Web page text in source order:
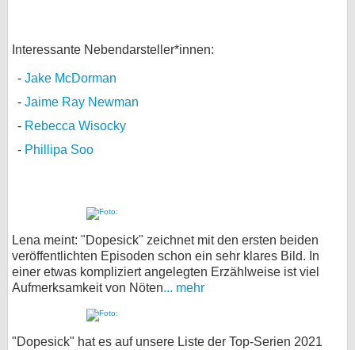
Interessante Nebendarsteller*innen:
Jake McDorman
Jaime Ray Newman
Rebecca Wisocky
Phillipa Soo
Lena meint: "Dopesick" zeichnet mit den ersten beiden
veröffentlichten Episoden schon ein sehr klares Bild. In
einer etwas kompliziert angelegten Erzählweise ist viel
Aufmerksamkeit von Nöten... mehr
"Dopesick" hat es auf unsere Liste der Top-Serien 2021